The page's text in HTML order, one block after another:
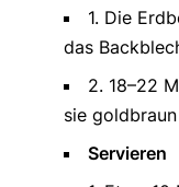
1. Die
das
2. 18–22
sie
Servieren